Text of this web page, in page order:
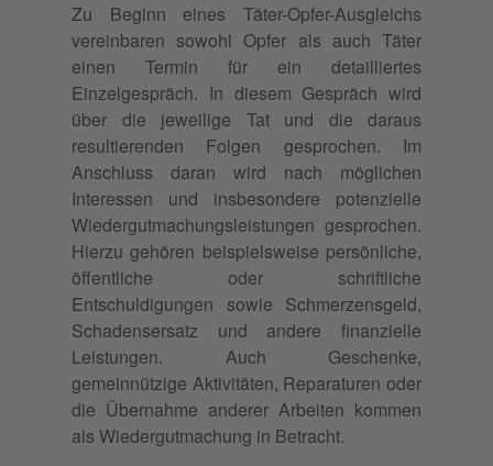
Zu Beginn eines Täter-Opfer-Ausgleichs
vereinbaren sowohl Opfer als auch Täter
einen Termin für ein detailliertes
Einzelgespräch. In diesem Gespräch wird
über die jeweilige Tat und die daraus
resultierenden Folgen gesprochen. Im
Anschluss daran wird nach möglichen
Interessen und insbesondere potenzielle
Wiedergutmachungsleistungen gesprochen.
Hierzu gehören beispielsweise persönliche,
öffentliche oder schriftliche
Entschuldigungen sowie Schmerzensgeld,
Schadensersatz und andere finanzielle
Leistungen. Auch Geschenke,
gemeinnützige Aktivitäten, Reparaturen oder
die Übernahme anderer Arbeiten kommen
als Wiedergutmachung in Betracht.